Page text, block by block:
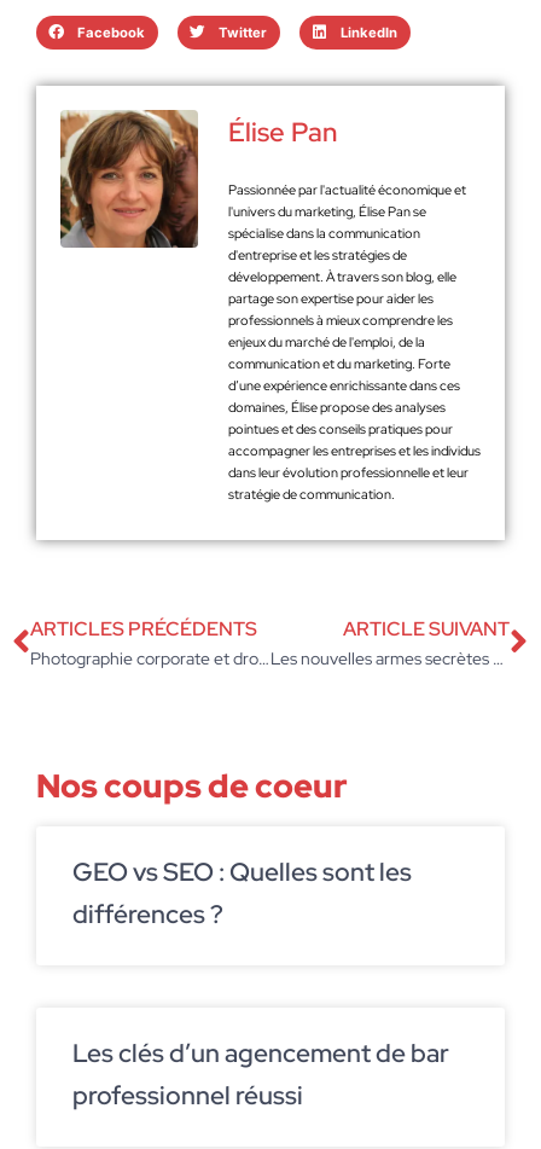
Facebook Twitter LinkedIn
Élise Pan
Passionnée par l'actualité économique et
l'univers du marketing, Élise Pan se
spécialise dans la communication
d'entreprise et les stratégies de
développement. À travers son blog, elle
partage son expertise pour aider les
professionnels à mieux comprendre les
enjeux du marché de l'emploi, de la
communication et du marketing. Forte
d’une expérience enrichissante dans ces
domaines, Élise propose des analyses
pointues et des conseils pratiques pour
accompagner les entreprises et les individus
dans leur évolution professionnelle et leur
stratégie de communication.
ARTICLES PRÉCÉDENTS
Photographie corporate et droit à l’image en entreprise
ARTICLE SUIVANT
Les nouvelles armes secrètes du marketing en entreprise révélées !
Nos coups de coeur
GEO vs SEO : Quelles sont les
différences ?
Les clés d’un agencement de bar
professionnel réussi